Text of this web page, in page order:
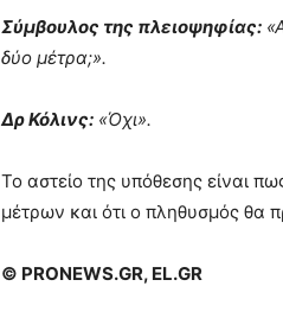
Σύμβουλος της πλειοψηφίας:
δύο μέτρα;».
Δρ Κόλινς: «Όχι».
Το αστείο της υπόθεσης είναι
μέτρων και ότι ο πληθυσμός θα
© PRONEWS.GR, EL.GR